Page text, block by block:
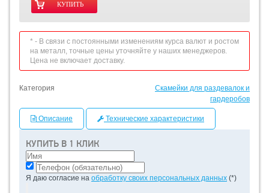
КУПИТЬ В 1 КЛИК
Я даю согласие на обработку своих персональных данных (*)
* - В связи с постоянными изменениям курса валют и ростом
на металл, точные цены уточняйте у наших менеджеров.
Цена не включает доставку.
Категория
Скамейки для раздевалок и
гардеробов
Описание Технические характеристики